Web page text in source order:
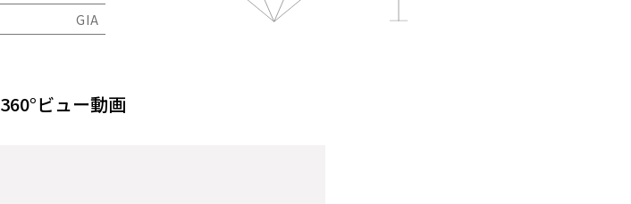
GIA
360°ビュー動画